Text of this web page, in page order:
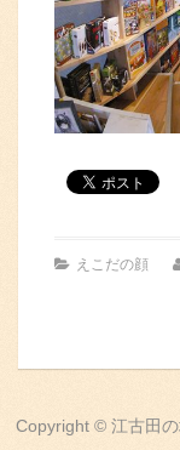
えこだの顔
Copyright © 江古田